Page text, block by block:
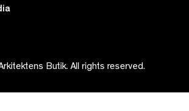
Butik. All rights reserved.